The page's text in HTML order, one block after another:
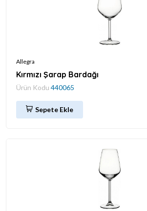
Allegra
Kırmızı Şarap Bardağı
Ürün Kodu 440065
Sepete Ekle